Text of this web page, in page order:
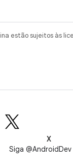
estão sujeitos às
X
Siga @AndroidDev